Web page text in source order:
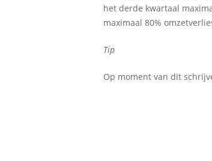
het derde kwartaal
maximaal 80%
Tip
Op moment van dit